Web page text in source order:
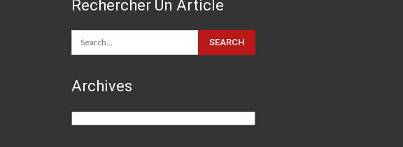
Rechercher Un Article
Archives